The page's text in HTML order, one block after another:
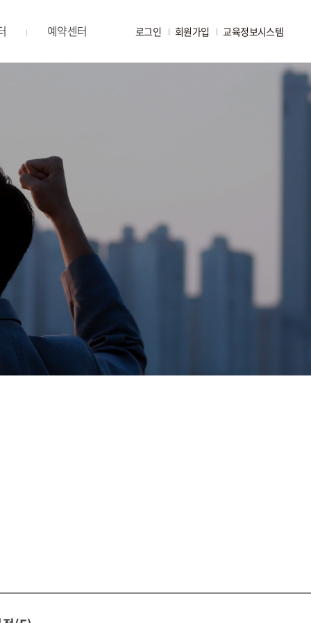
예약센터 로그인 회원가입 교육정보시스템